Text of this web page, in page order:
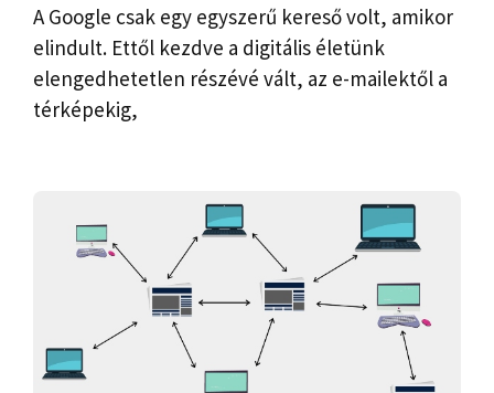
A Google csak egy egyszerű kereső volt, amikor
elindult. Ettől kezdve a digitális életünk
elengedhetetlen részévé vált, az e-mailektől a
térképekig,